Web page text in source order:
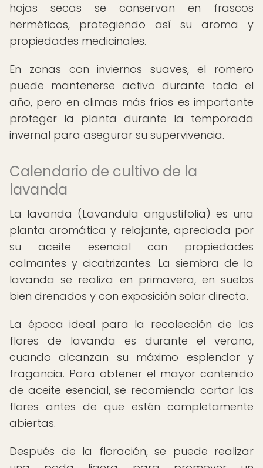
hojas secas se conservan en frascos
herméticos, protegiendo así su aroma y
propiedades medicinales.
En zonas con inviernos suaves, el romero
puede mantenerse activo durante todo el
año, pero en climas más fríos es importante
proteger la planta durante la temporada
invernal para asegurar su supervivencia.
Calendario de cultivo de la
lavanda
La lavanda (Lavandula angustifolia) es una
planta aromática y relajante, apreciada por
su aceite esencial con propiedades
calmantes y cicatrizantes. La siembra de la
lavanda se realiza en primavera, en suelos
bien drenados y con exposición solar directa.
La época ideal para la recolección de las
flores de lavanda es durante el verano,
cuando alcanzan su máximo esplendor y
fragancia. Para obtener el mayor contenido
de aceite esencial, se recomienda cortar las
flores antes de que estén completamente
abiertas.
Después de la floración, se puede realizar